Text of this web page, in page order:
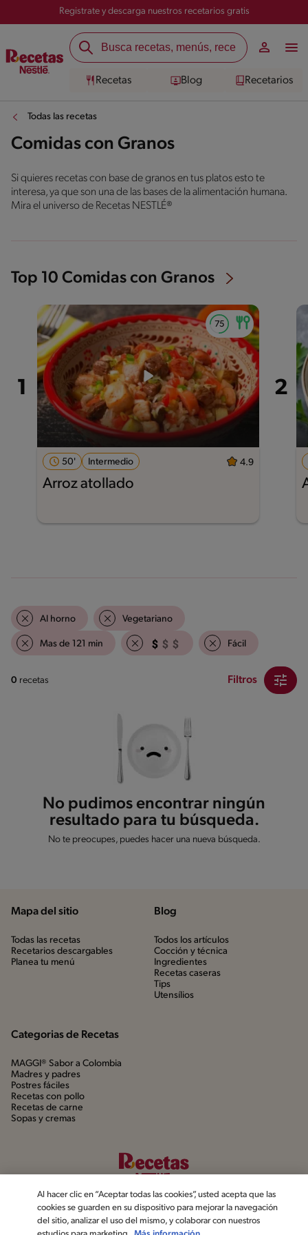
Registrate y descarga nuestros recetarios gratis
Recetas Blog Recetarios
Todas las recetas
Comidas con Granos
Si quieres recetas con base de granos en tus platos esto te
interesa, ya que son una de las bases de la alimentación humana.
Mira el universo de Recetas NESTLÉ®
Top 10 Comidas con Granos
50' Intermedio 4.9
Arroz atollado
Al horno Vegetariano
Mas de 121 min Fácil
0 recetas Filtros
No pudimos encontrar ningún
resultado para tu búsqueda.
No te preocupes, puedes hacer una nueva búsqueda.
Mapa del sitio
Todas las recetas
Recetarios descargables
Planea tu menú
Blog
Todos los artículos
Cocción y técnica
Ingredientes
Recetas caseras
Tips
Utensílios
Categorias de Recetas
MAGGI® Sabor a Colombia
Madres y padres
Postres fáciles
Recetas con pollo
Recetas de carne
Sopas y cremas
Al hacer clic en “Aceptar todas las cookies”, usted acepta que las
cookies se guarden en su dispositivo para mejorar la navegación
del sitio, analizar el uso del mismo, y colaborar con nuestros